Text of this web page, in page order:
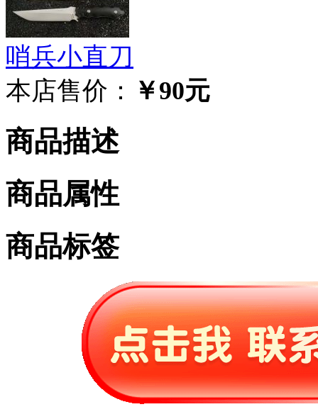
哨兵小直刀
本店售价： ￥90元
商品描述
商品属性
商品标签